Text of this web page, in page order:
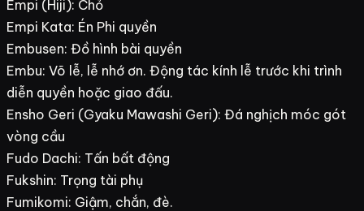
Empi (Hiji): Chỏ
Empi Kata: Én Phi quyền
Embusen: Đồ hình bài quyền
Embu: Võ lễ, lễ nhớ ơn. Động tác kính lễ trước khi trình
diễn quyền hoặc giao đấu.
Ensho Geri (Gyaku Mawashi Geri): Đá nghịch móc gót
vòng cầu
Fudo Dachi: Tấn bất động
Fukshin: Trọng tài phụ
Fumikomi: Giậm, chắn, đè.